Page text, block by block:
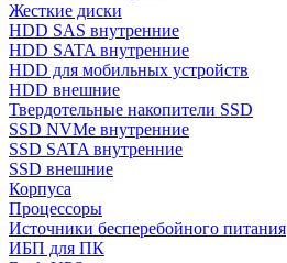
Жесткие диски
HDD SAS внутренние
HDD SATA внутренние
HDD для мобильных устройств
HDD внешние
Твердотельные накопители SSD
SSD NVMe внутренние
SSD SATA внутренние
SSD внешние
Корпуса
Процессоры
Источники бесперебойного питания
ИБП для ПК